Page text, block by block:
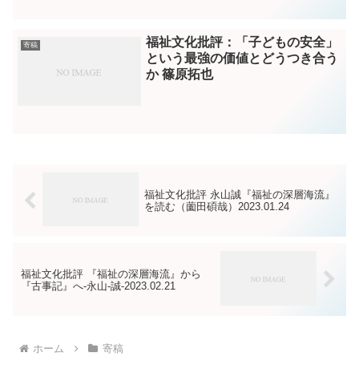
寄稿
福祉文化批評：「子どもの安全」
という最強の価値とどうつき合う
か 篠原拓也
福祉文化批評 永山誠『福祉の深層海流』
を読む（薗田碩哉）2023.01.24
福祉文化批評 『福祉の深層海流』から
『古事記』へ-永山-誠-2023.02.21
ホーム 寄稿